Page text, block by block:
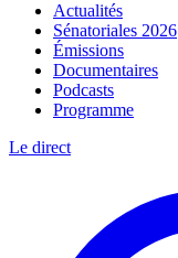
Actualités
Sénatoriales 2026
Émissions
Documentaires
Podcasts
Programme
Le direct